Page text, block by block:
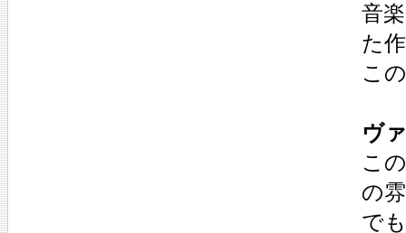
音
た
こ
ヴ
こ
の
で